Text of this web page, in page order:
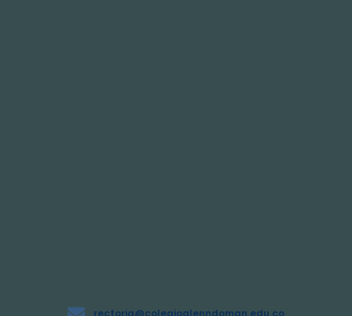
rectoria@colegioglenndoman.edu.co